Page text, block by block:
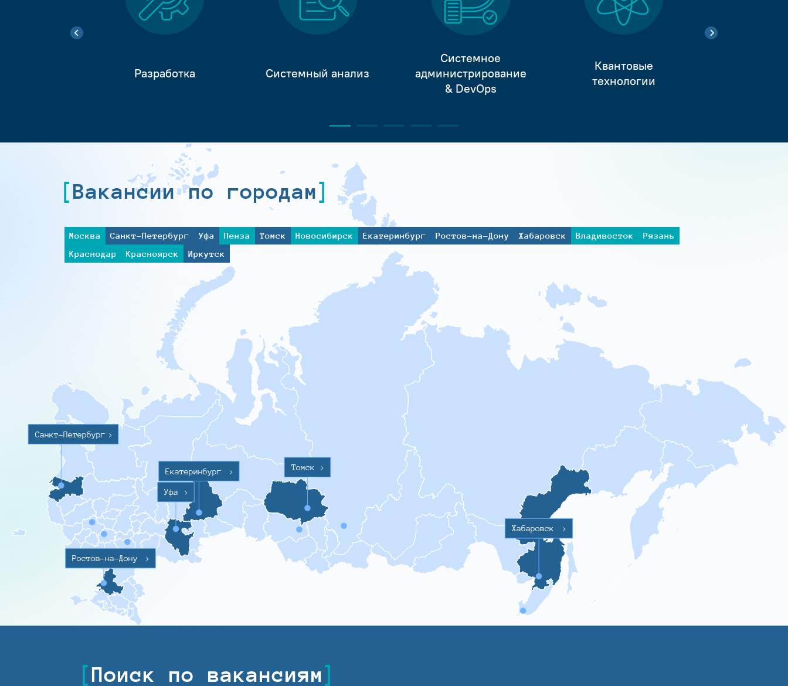
Разработка Системный анализ
Системное
администрирование
& DevOps
Квантовые
технологии
Вакансии по городам
Москва Санкт-Петербург Уфа Пенза Томск Новосибирск Екатеринбург Ростов-на-Дону Хабаровск Владивосток
Рязань
Краснодар
Красноярск Иркутск
Санкт-Петербург >
Ростов-на-Дону >
Уфа >
Екатеринбург > Томск >
Хабаровск >
Поиск по вакансиям